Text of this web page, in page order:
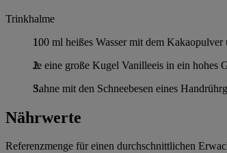
Trinkhalme
100 ml heißes Wasser mit dem
Je eine große Kugel Vanilleeis in ein hohes
Sahne mit den Schneebesen eines
Nährwerte
Referenzmenge für einen durchschnittlichen